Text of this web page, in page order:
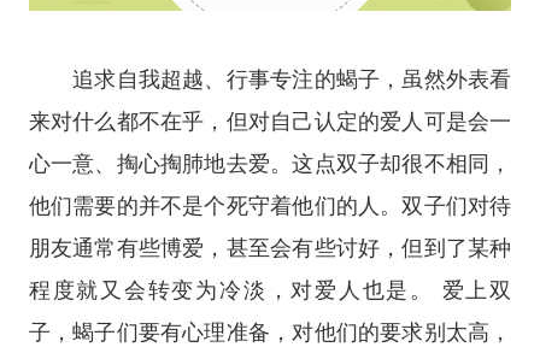
追求自我超越、行事专注的蝎子，虽然外表看
来对什么都不在乎，但对自己认定的爱人可是会一
心一意、掏心掏肺地去爱。这点双子却很不相同，
他们需要的并不是个死守着他们的人。双子们对待
朋友通常有些博爱，甚至会有些讨好，但到了某种
程度就又会转变为冷淡，对爱人也是。 爱上双
子，蝎子们要有心理准备，对他们的要求别太高，